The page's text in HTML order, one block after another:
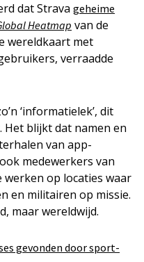
dat Strava geheime
Heatmap van de
wereldkaart met
verraadde
‘informatielek’, dit
Het blijkt dat namen en
van app-
medewerkers van
werken op locaties waar
en militairen op missie.
maar wereldwijd.
gevonden door sport-